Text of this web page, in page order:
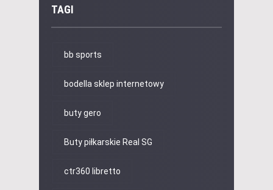
TAGI
bb sports
bodella sklep internetowy
buty gero
Buty piłkarskie Real SG
ctr360 libretto